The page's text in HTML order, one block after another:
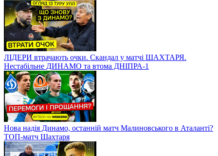
ЛІДЕРИ втрачають очки. Скандал у матчі ШАХТАРЯ.
Нестабільне ДИНАМО та втома ДНІПРА-1
Нова надія Динамо, останній матч Малиновського в Аталанті?
ТОП-матч Шахтаря